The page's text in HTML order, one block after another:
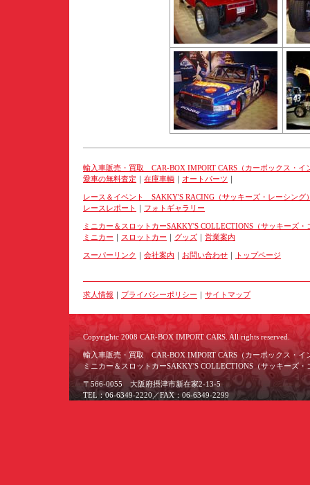
輸入車販売・買取 CAR-BOX IMPORT CARS（カーボックス・イ
愛車の無料査定 ｜ 在庫車輌 ｜ オートパーツ ｜
レース＆イベント SAKKY'S RACING（サッキーズ・レーシング
レースレポート ｜ フォトギャラリー
ミニカー＆スロットカーSAKKY'S COLLECTIONS（サッキーズ・
ミニカー ｜ スロットカー ｜ グッズ ｜ 営業案内
スーパーリンク ｜ 会社案内 ｜ お問い合わせ ｜ トップページ
求人情報 ｜ プライバシーポリシー ｜ サイトマップ
Copyrightc 2008 CAR-BOX IMPORT CARS. All rights reserved.
輸入車販売・買取 CAR-BOX IMPORT CARS（カーボックス・イ
ミニカー＆スロットカーSAKKY'S COLLECTIONS（サッキーズ・
〒566-0055 大阪府摂津市新在家2-13-5
TEL：06-6349-2220／FAX：06-6349-2299